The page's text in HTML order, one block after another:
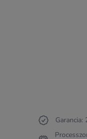
Garancia: